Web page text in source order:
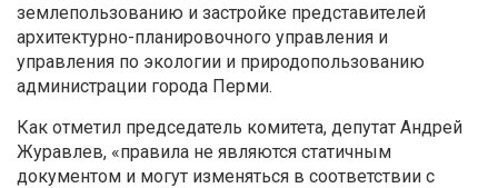
землепользованию и застройке представителей
архитектурно-планировочного управления и
управления по экологии и природопользованию
администрации города Перми.
Как отметил председатель комитета, депутат Андрей
Журавлев, «правила не являются статичным
документом и могут изменяться в соответствии с